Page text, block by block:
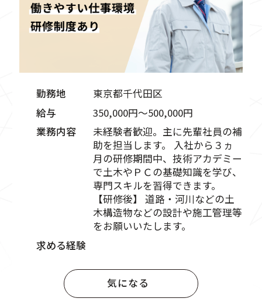
勤務地
東京都千代田区
給与
350,000円〜500,000円
業務内容
未経験者歓迎。主に先輩社員の補
助を担当します。 入社から３ヵ
月の研修期間中、技術アカデミー
で土木やＰＣの基礎知識を学び、
専門スキルを習得できます。
【研修後】 道路・河川などの土
木構造物などの設計や施工管理等
をお願いいたします。
求める経験
気になる